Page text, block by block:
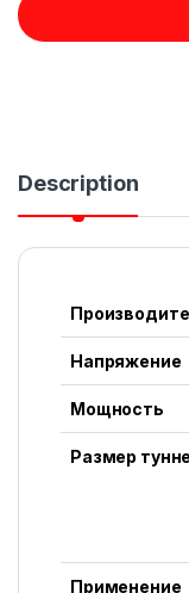
Description
Напряжение
Мощность
Размер
Применение